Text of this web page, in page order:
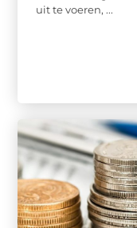
uit te voeren, ...